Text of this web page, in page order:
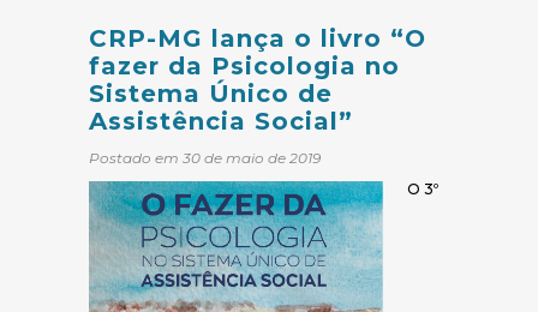
CRP-MG lança o livro “O
fazer da Psicologia no
Sistema Único de
Assistência Social”
Postado em 30 de maio de 2019
O 3º